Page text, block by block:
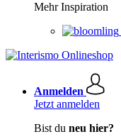
Mehr Inspiration
Anmelden
Jetzt anmelden
Bist du neu hier?